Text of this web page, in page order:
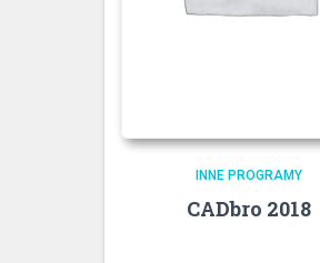
INNE PROGRAMY
CADbro 2018